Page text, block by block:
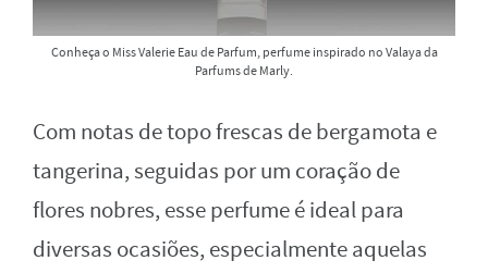
Conheça o Miss Valerie Eau de Parfum, perfume inspirado no Valaya da
Parfums de Marly.
Com notas de topo frescas de bergamota e
tangerina, seguidas por um coração de
flores nobres, esse perfume é ideal para
diversas ocasiões, especialmente aquelas